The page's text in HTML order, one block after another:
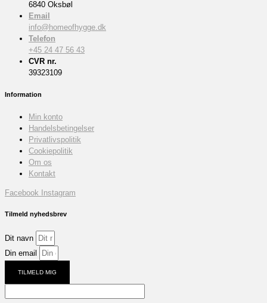
6840 Oksbøl
Email
info@homeofhygge.dk
Telefon
+45 24 47 56 43
CVR nr.
39323109
Information
Min konto
Handelsbetingelser
Privatlivspolitik
Cookiepolitik
Om os
Kontakt
Facebook Instagram
Tilmeld nyhedsbrev
Dit navn
Din email
TILMELD MIG